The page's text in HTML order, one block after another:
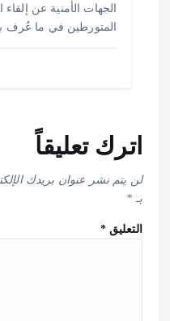
الجهات الأمنية عن
المتورطين في ما عُرف
اترك تعليقاً
لن يتم نشر عنوان بريدك
بـ *
التعليق*